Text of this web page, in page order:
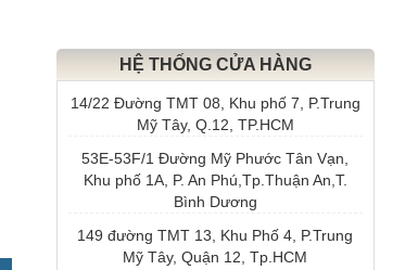
HỆ THỐNG CỬA HÀNG
14/22 Đường TMT 08, Khu phố 7, P.Trung
Mỹ Tây, Q.12, TP.HCM
53E-53F/1 Đường Mỹ Phước Tân Vạn,
Khu phố 1A, P. An Phú,Tp.Thuận An,T.
Bình Dương
149 đường TMT 13, Khu Phố 4, P.Trung
Mỹ Tây, Quận 12, Tp.HCM